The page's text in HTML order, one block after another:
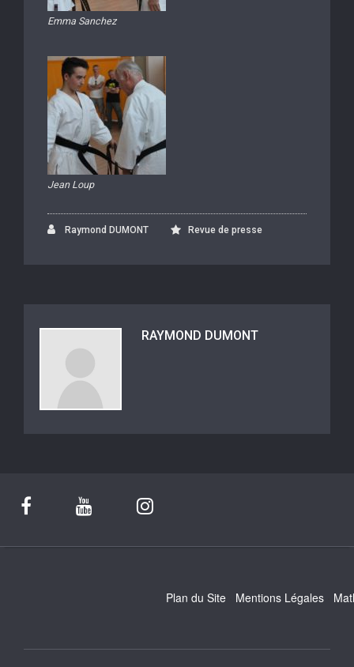
Emma Sanchez
Jean Loup
Raymond DUMONT Revue de presse
RAYMOND DUMONT
Plan du Site Mentions Légales